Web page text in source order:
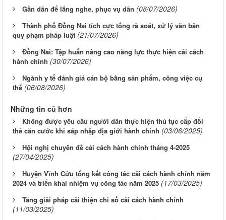
Gần dân để lắng nghe, phục vụ dân (08/07/2026)
Thành phố Đồng Nai tích cực tổng rà soát, xử lý văn bản
quy phạm pháp luật (21/07/2026)
Đồng Nai: Tập huấn nâng cao năng lực thực hiện cải cách
hành chính (30/07/2026)
Ngành y tế đánh giá cán bộ bằng sản phẩm, công việc cụ
thể (06/08/2026)
Những tin cũ hơn
Không được yêu cầu người dân thực hiện thủ tục cấp đổi
thẻ căn cước khi sáp nhập địa giới hành chính (03/06/2025)
Hội nghị chuyên đề cải cách hành chính tháng 4-2025
(27/04/2025)
Huyện Vĩnh Cửu tổng kết công tác cải cách hành chính năm
2024 và triển khai nhiệm vụ công tác năm 2025 (17/03/2025)
Tăng giải pháp cải thiện chỉ số cải cách hành chính
(11/03/2025)